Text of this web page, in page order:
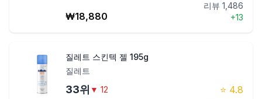
₩18,880
리뷰 1,486
+13
질레트 스킨텍 젤 195g
질레트
33위 ▼ 12 ⭐ 4.8